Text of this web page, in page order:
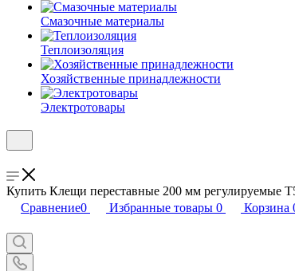
Смазочные материалы
Теплоизоляция
Хозяйственные принадлежности
Электротовары
Купить Клещи переставные 200 мм регулируемые
Сравнение0 Избранные товары 0 Корзина